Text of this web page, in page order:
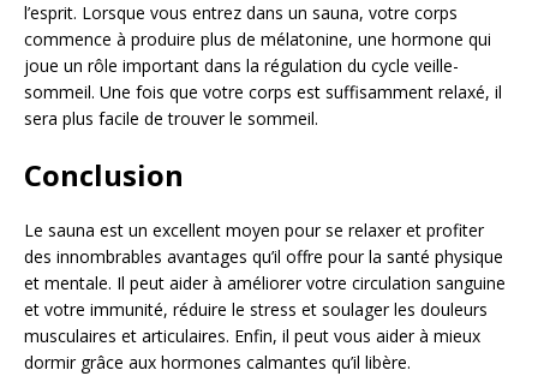
l’esprit. Lorsque vous entrez dans un sauna, votre corps
commence à produire plus de mélatonine, une hormone qui
joue un rôle important dans la régulation du cycle veille-
sommeil. Une fois que votre corps est suffisamment relaxé, il
sera plus facile de trouver le sommeil.
Conclusion
Le sauna est un excellent moyen pour se relaxer et profiter
des innombrables avantages qu’il offre pour la santé physique
et mentale. Il peut aider à améliorer votre circulation sanguine
et votre immunité, réduire le stress et soulager les douleurs
musculaires et articulaires. Enfin, il peut vous aider à mieux
dormir grâce aux hormones calmantes qu’il libère.